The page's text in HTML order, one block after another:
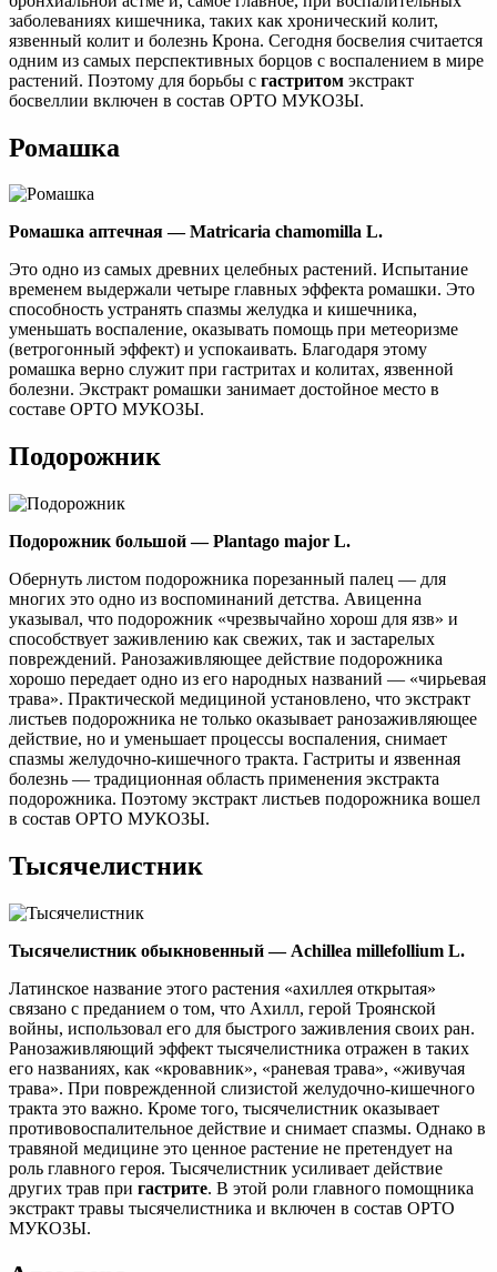
заболеваниях кишечника, таких как хронический колит,
язвенный колит и болезнь Крона. Сегодня босвелия считается
одним из самых перспективных борцов с воспалением в мире
растений. Поэтому для борьбы с гастритом экстракт
босвеллии включен в состав ОРТО МУКОЗЫ.
Ромашка
Ромашка аптечная — Matricaria chamomilla L.
Это одно из самых древних целебных растений. Испытание
временем выдержали четыре главных эффекта ромашки. Это
способность устранять спазмы желудка и кишечника,
уменьшать воспаление, оказывать помощь при метеоризме
(ветрогонный эффект) и успокаивать. Благодаря этому
ромашка верно служит при гастритах и колитах, язвенной
болезни. Экстракт ромашки занимает достойное место в
составе ОРТО МУКОЗЫ.
Подорожник
Подoрожник большой — Plantago major L.
Обернуть листом подорожника порезанный палец — для
многих это одно из воспоминаний детства. Авиценна
указывал, что подорожник «чрезвычайно хорош для язв» и
способствует заживлению как свежих, так и застарелых
повреждений. Ранозаживляющее действие подорожника
хорошо передает одно из его народных названий — «чирьевая
трава». Практической медициной установлено, что экстракт
листьев подорожника не только оказывает ранозаживляющее
действие, но и уменьшает процессы воспаления, снимает
спазмы желудочно-кишечного тракта. Гастриты и язвенная
болезнь — традиционная область применения экстракта
подорожника. Поэтому экстракт листьев подорожника вошел
в состав ОРТО МУКОЗЫ.
Тысячелистник
Тысячелистник обыкновенный — Achillea millefollium L.
Латинское название этого растения «ахиллея открытая»
связано с преданием о том, что Ахилл, герой Троянской
войны, использовал его для быстрого заживления своих ран.
Ранозаживляющий эффект тысячелистника отражен в таких
его названиях, как «кровавник», «раневая трава», «живучая
трава». При поврежденной слизистой желудочно-кишечного
тракта это важно. Кроме того, тысячелистник оказывает
противовоспалительное действие и снимает спазмы. Однако в
травяной медицине это ценное растение не претендует на
роль главного героя. Тысячелистник усиливает действие
других трав при гастрите. В этой роли главного помощника
экстракт травы тысячелистника и включен в состав ОРТО
МУКОЗЫ.